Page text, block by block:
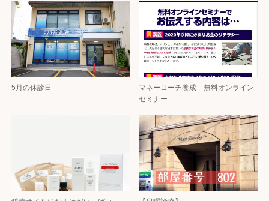
5月の休診日
マネーコーチ養成 無料オンライン
セミナー